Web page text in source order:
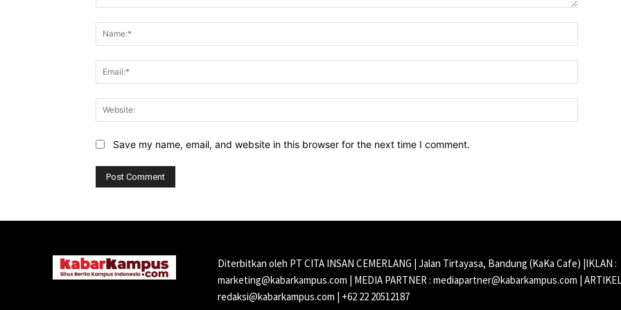
Save my name, email, and website in this browser for the next time I comment.
Diterbitkan oleh PT CITA INSAN CEMERLANG | Jalan Tirtayasa, Bandung (KaKa Cafe) |IKLAN :
marketing@kabarkampus.com | MEDIA PARTNER : mediapartner@kabarkampus.com |
redaksi@kabarkampus.com | +62 22 20512187